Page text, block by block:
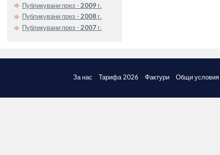
Публикувани през - 2009 г.
Публикувани през - 2008 г.
Публикувани през - 2007 г.
За нас Тарифа 2026 Фактури Общи условия